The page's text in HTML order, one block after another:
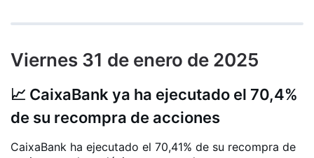
Viernes 31 de enero de 2025
📈 CaixaBank ya ha ejecutado el 70,4%
de su recompra de acciones
CaixaBank ha ejecutado el 70,41% de su recompra de